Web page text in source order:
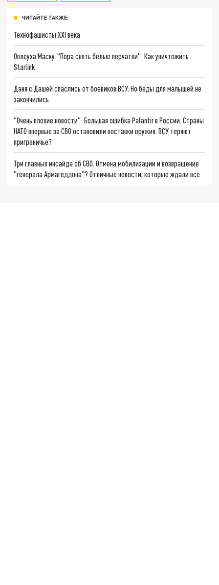
ЧИТАЙТЕ ТАКЖЕ:
Технофашисты XXI века
Оплеуха Маску. "Пора снять белые перчатки": Как уничтожить
Starlink
Даня с Дашей спаслись от боевиков ВСУ. Но беды для малышей не
закончились
"Очень плохие новости": Большая ошибка Palantir в России. Страны
НАТО впервые за СВО остановили поставки оружия. ВСУ теряют
приграничье?
Три главных инсайда об СВО. Отмена мобилизации и возвращение
"генерала Армагеддона"? Отличные новости, которые ждали все